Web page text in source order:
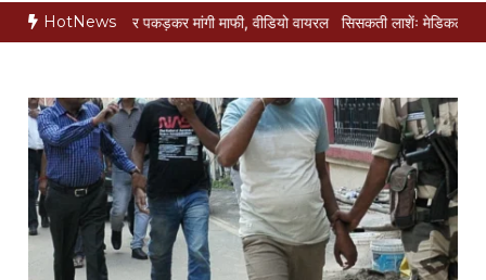
HotNews
ने पैर पकड़कर मांगी माफी, वीडियो वायरल सिसकती लाशेंः मेडिकल के लावारिस वार्ड में